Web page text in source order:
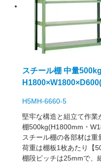
スチール棚 中量
H5MH-6660-5
堅牢な構造と組立て作
棚500kg(H1800mm・
スチール棚の各部材は
荷重は棚板1枚あたり【
棚段ピッチは25mmで、